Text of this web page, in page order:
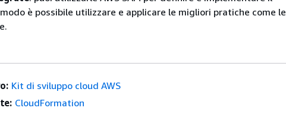
è possibile utilizzare e applicare le migliori pratiche come le
Kit di sviluppo cloud AWS
CloudFormation